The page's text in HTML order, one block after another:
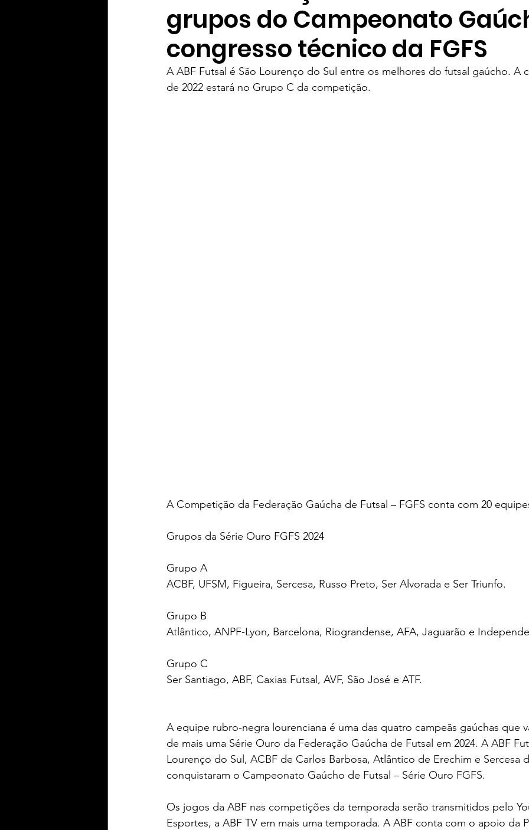
Yaih Informação Yaih Verão Oferecimento COOPAR Alimentos
Oferecimento BERWALDT Pneus Oferecimento Óptica PARIS
grupos do Campeonato
congresso técnico da FGFS
A ABF Futsal é São Lourenço do Sul entre os melhores do futsal gaúcho. A
de 2022 estará no Grupo C da competição.
A Competição da Federação Gaúcha de Futsal – FGFS conta com 20
Grupos da Série Ouro FGFS 2024
Grupo A
ACBF, UFSM, Figueira, Sercesa, Russo Preto, Ser Alvorada e Ser Triunfo.
Grupo B
Atlântico, ANPF-Lyon, Barcelona, Riograndense, AFA, Jaguarão e
Grupo C
Ser Santiago, ABF, Caxias Futsal, AVF, São José e ATF.
A equipe rubro-negra lourenciana é uma das quatro campeãs gaúchas que
de mais uma Série Ouro da Federação Gaúcha de Futsal em 2024. A ABF
Lourenço do Sul, ACBF de Carlos Barbosa, Atlântico de Erechim e Sercesa
conquistaram o Campeonato Gaúcho de Futsal – Série Ouro FGFS.
Os jogos da ABF nas competições da temporada serão transmitidos pelo
Esportes, a ABF TV em mais uma temporada. A ABF conta com o apoio da